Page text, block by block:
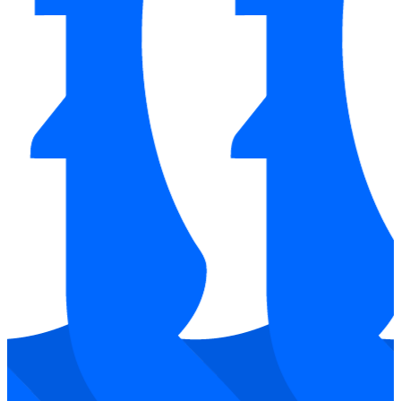
Tích hợp chức năng Booster trên bếp từ MH 732IN
Kích thước tiêu chuẩn dễ dàng lắp đặt
Bếp từ MALLOCA MH-732IN sở hữu kích thước tiêu chuẩn:
Kích thước bếp: 730 x 420 mm
Kích thước khoét đá: 680 x 380 mm
Mua bếp từ MALLOCA MH-732IN chính